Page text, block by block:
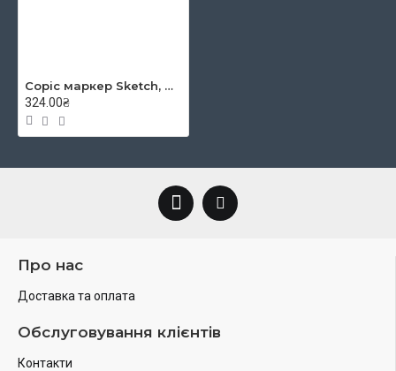
Copic маркер Sketch, G-12 Sea green (Морський зелений)
324.00₴
Про нас
Доставка та оплата
Обслуговування клієнтів
Контакти